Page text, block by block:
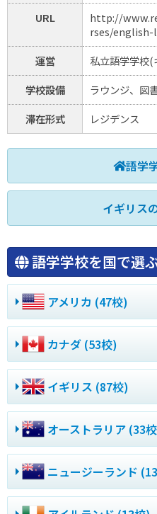
URL
http://
rses/english-
運営
私立語学学校(
学校設備
ラウンジ、図
滞在形式
レジデンス
語学
イギリス
語学学校を国で選
アメリカ (47校)
カナダ (53校)
イギリス (87校)
オーストラリア (33
ニュージーランド